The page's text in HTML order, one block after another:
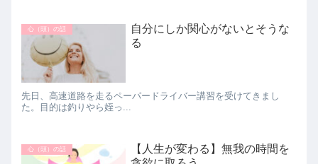
心（頭）の話
自分にしか関心がないとそうな
る
先日、高速道路を走るペーパードライバー講習を受けてきまし
た。目的は釣りやら姪っ...
心（頭）の話
【人生が変わる】無我の時間を